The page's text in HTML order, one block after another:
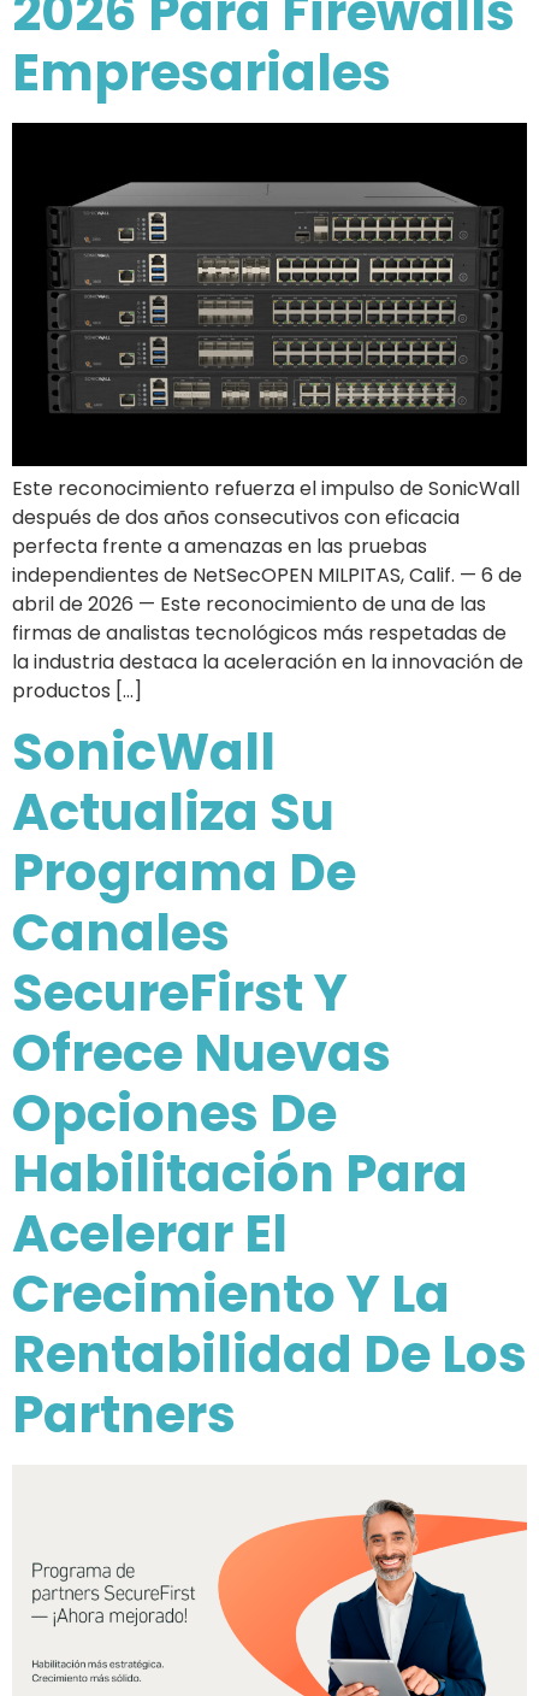
Empresariales
Este reconocimiento refuerza el impulso de SonicWall
después de dos años consecutivos con eficacia
perfecta frente a amenazas en las pruebas
independientes de NetSecOPEN MILPITAS, Calif. — 6 de
abril de 2026 — Este reconocimiento de una de las
firmas de analistas tecnológicos más respetadas de
la industria destaca la aceleración en la innovación de
productos […]
SonicWall
Actualiza Su
Programa De
Canales
SecureFirst Y
Ofrece Nuevas
Opciones De
Habilitación Para
Acelerar El
Crecimiento Y La
Rentabilidad De Los
Partners